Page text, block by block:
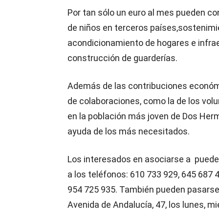
Por tan sólo un euro al mes pueden
de niños en terceros
acondicionamiento de hogares e
construcción de guarderías.
Además de las contribuciones
de colaboraciones, como la de los
en la población más joven de Dos
ayuda de los más necesitados.
Los interesados en asociarse a
a los teléfonos: 610 733 929, 645 687
954 725 935. También pueden
Avenida de Andalucía, 47, los lunes,